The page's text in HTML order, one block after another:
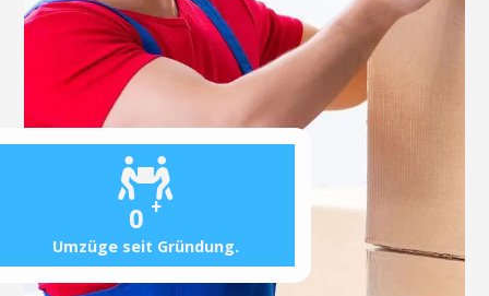
0 +
Umzüge seit Gründung.